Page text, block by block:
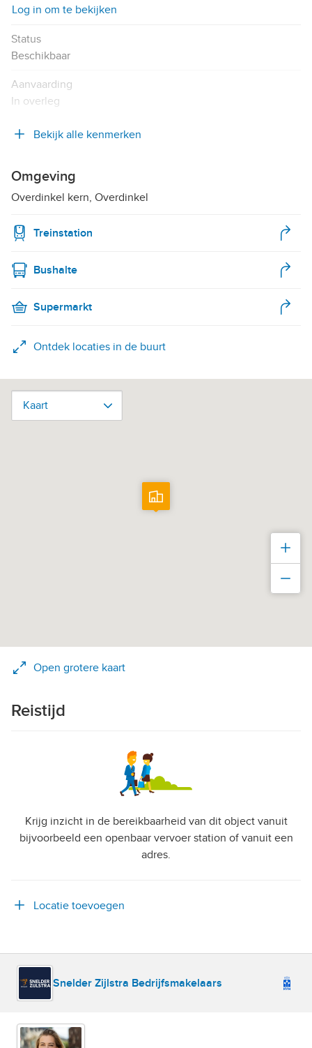
Log in om te bekijken
Status
Beschikbaar
Aanvaarding
In overleg
Bekijk alle kenmerken
Snelder Zijlstra Bedrijfsmakelaars
Omgeving
Overdinkel kern, Overdinkel
Treinstation
Bushalte
Supermarkt
Ontdek locaties in de buurt
Kaart
Kaart
Open grotere kaart
Reistijd
Krijg inzicht in de bereikbaarheid van dit object vanuit
bijvoorbeeld een openbaar vervoer station of vanuit een
adres.
Locatie toevoegen